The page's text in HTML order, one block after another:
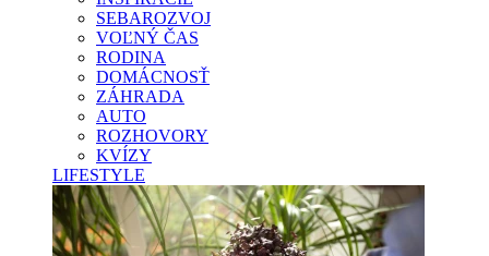
SEBAROZVOJ
VOĽNÝ ČAS
RODINA
DOMÁCNOSŤ
ZÁHRADA
AUTO
ROZHOVORY
KVÍZY
LIFESTYLE